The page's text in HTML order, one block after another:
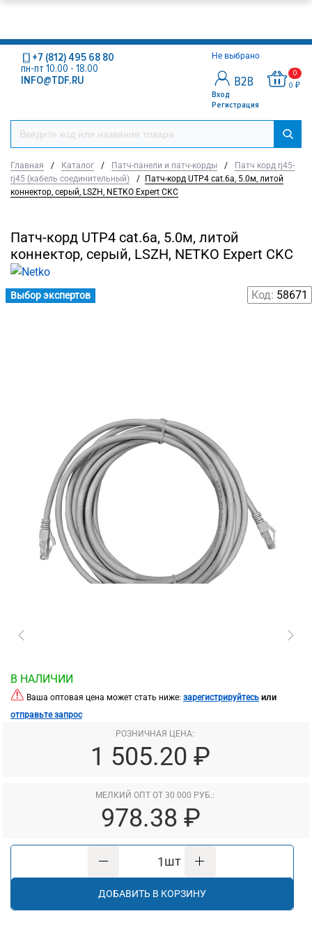
Не выбрано
Вход
Регистрация
0
0 ₽
+7 (812) 495 68 80
пн-пт 10.00 - 18.00
INFO@TDF.RU
Главная / Каталог / Патч-панели и патч-корды /
Патч корд rj45-
rj45 (кабель соединительный)
/
Патч-корд UTP4 cat.6a, 5.0м, литой
коннектор, серый, LSZH, NETKO Expert CKC
Патч-корд UTP4 cat.6a, 5.0м, литой
коннектор, серый, LSZH, NETKO Expert CKC
Выбор экспертов Код: 58671
В НАЛИЧИИ
Ваша оптовая цена может стать ниже: зарегистрируйтесь или
отправьте запрос
РОЗНИЧНАЯ ЦЕНА:
1 505.20 ₽
МЕЛКИЙ ОПТ ОТ 30 000 РУБ.:
978.38 ₽
шт
ДОБАВИТЬ В КОРЗИНУ